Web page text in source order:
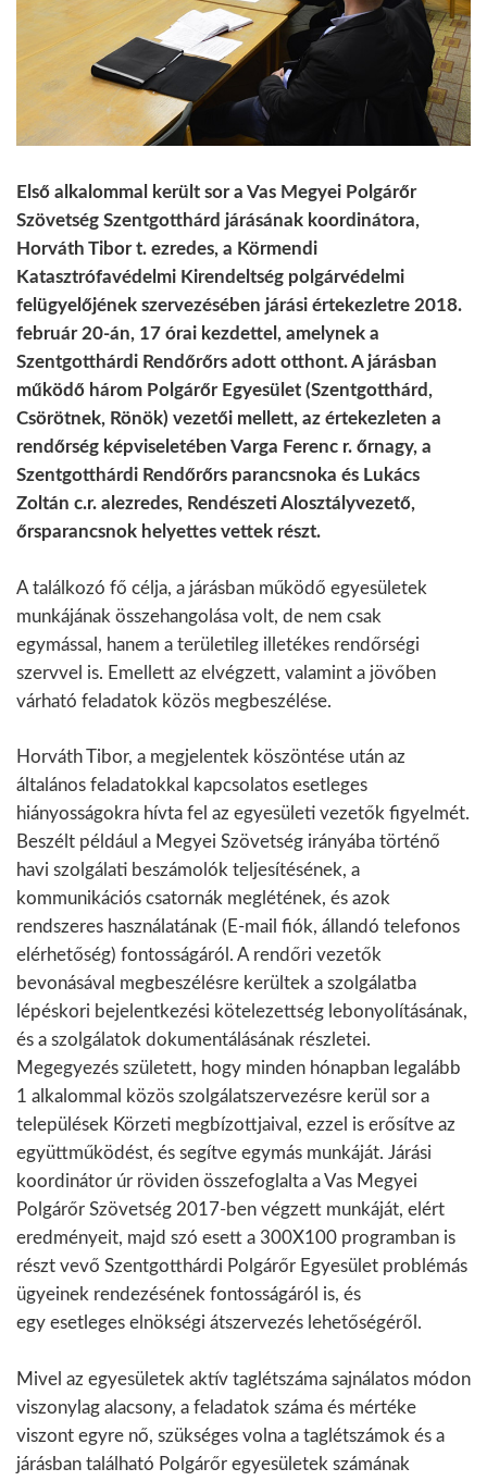
Első alkalommal került sor a Vas Megyei Polgárőr
Szövetség Szentgotthárd járásának koordinátora,
Horváth Tibor t. ezredes, a Körmendi
Katasztrófavédelmi Kirendeltség polgárvédelmi
felügyelőjének szervezésében járási értekezletre 2018.
február 20-án, 17 órai kezdettel, amelynek a
Szentgotthárdi Rendőrőrs adott otthont. A járásban
működő három Polgárőr Egyesület (Szentgotthárd,
Csörötnek, Rönök) vezetői mellett, az értekezleten a
rendőrség képviseletében Varga Ferenc r. őrnagy, a
Szentgotthárdi Rendőrőrs parancsnoka és Lukács
Zoltán c.r. alezredes, Rendészeti Alosztályvezető,
őrsparancsnok helyettes vettek részt.
A találkozó fő célja, a járásban működő egyesületek
munkájának összehangolása volt, de nem csak
egymással, hanem a területileg illetékes rendőrségi
szervvel is. Emellett az elvégzett, valamint a jövőben
várható feladatok közös megbeszélése.
Horváth Tibor, a megjelentek köszöntése után az
általános feladatokkal kapcsolatos esetleges
hiányosságokra hívta fel az egyesületi vezetők figyelmét.
Beszélt például a Megyei Szövetség irányába történő
havi szolgálati beszámolók teljesítésének, a
kommunikációs csatornák meglétének, és azok
rendszeres használatának (E-mail fiók, állandó telefonos
elérhetőség) fontosságáról. A rendőri vezetők
bevonásával megbeszélésre kerültek a szolgálatba
lépéskori bejelentkezési kötelezettség lebonyolításának,
és a szolgálatok dokumentálásának részletei.
Megegyezés született, hogy minden hónapban legalább
1 alkalommal közös szolgálatszervezésre kerül sor a
települések Körzeti megbízottjaival, ezzel is erősítve az
együttműködést, és segítve egymás munkáját. Járási
koordinátor úr röviden összefoglalta a Vas Megyei
Polgárőr Szövetség 2017-ben végzett munkáját, elért
eredményeit, majd szó esett a 300X100 programban is
részt vevő Szentgotthárdi Polgárőr Egyesület problémás
ügyeinek rendezésének fontosságáról is, és
egy esetleges elnökségi átszervezés lehetőségéről.
Mivel az egyesületek aktív taglétszáma sajnálatos módon
viszonylag alacsony, a feladatok száma és mértéke
viszont egyre nő, szükséges volna a taglétszámok és a
járásban található Polgárőr egyesületek számának